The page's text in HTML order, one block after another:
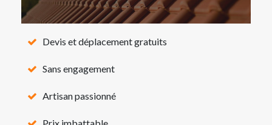
Devis et déplacement gratuits
Sans engagement
Artisan passionné